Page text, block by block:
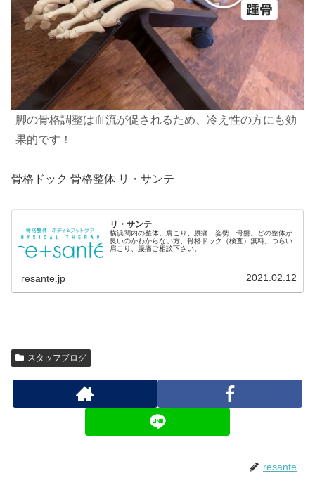
脚の骨格調整は血流が促されるため、冷え性の方にも効
果的です！
骨格ドック 骨格整体 リ・サンテ
リ・サンテ
横浜関内の整体。肩こり、腰痛、姿勢、骨盤。どの整体が
良いのかわからない方、骨格ドック（検査）無料。つらい
肩こり、腰痛ご相談下さい。
resante.jp 2021.02.12
スタッフブログ
resante